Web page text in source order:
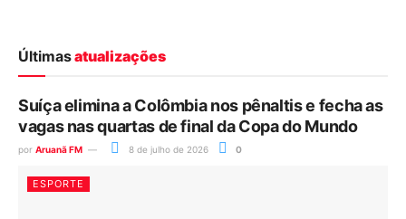
Últimasatualizações
Suíça elimina a Colômbia nos pênaltis e fecha as
vagas nas quartas de final da Copa do Mundo
por Aruanã FM 8 de julho de 2026 0
ESPORTE